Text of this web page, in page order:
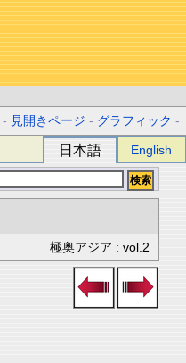
- 見開きページ - グラフィック -
日本語 English
極奥アジア : vol.2